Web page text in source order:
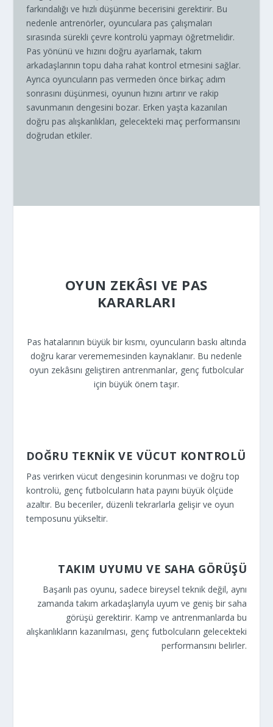
farkındalığı ve hızlı düşünme becerisini gerektirir. Bu
nedenle antrenörler, oyunculara pas çalışmaları
sırasında sürekli çevre kontrolü yapmayı öğretmelidir.
Pas yönünü ve hızını doğru ayarlamak, takım
arkadaşlarının topu daha rahat kontrol etmesini sağlar.
Ayrıca oyuncuların pas vermeden önce birkaç adım
sonrasını düşünmesi, oyunun hızını artırır ve rakip
savunmanın dengesini bozar. Erken yaşta kazanılan
doğru pas alışkanlıkları, gelecekteki maç performansını
doğrudan etkiler.
OYUN ZEKÂSI VE PAS
KARARLARI
Pas hatalarının büyük bir kısmı, oyuncuların baskı altında
doğru karar verememesinden kaynaklanır. Bu nedenle
oyun zekâsını geliştiren antrenmanlar, genç futbolcular
için büyük önem taşır.
DOĞRU TEKNİK VE VÜCUT KONTROLÜ
Pas verirken vücut dengesinin korunması ve doğru top
kontrolü, genç futbolcuların hata payını büyük ölçüde
azaltır. Bu beceriler, düzenli tekrarlarla gelişir ve oyun
temposunu yükseltir.
TAKIM UYUMU VE SAHA GÖRÜŞÜ
Başarılı pas oyunu, sadece bireysel teknik değil, aynı
zamanda takım arkadaşlarıyla uyum ve geniş bir saha
görüşü gerektirir. Kamp ve antrenmanlarda bu
alışkanlıkların kazanılması, genç futbolcuların gelecekteki
performansını belirler.